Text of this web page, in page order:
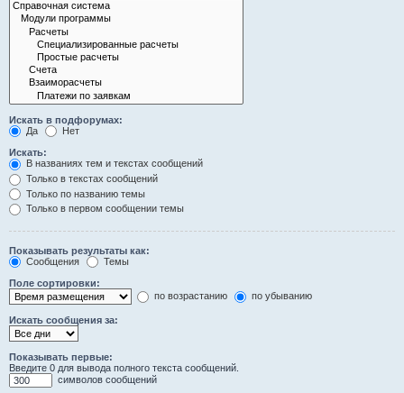
Искать в подфорумах:
Да
Нет
Искать:
В названиях тем и текстах сообщений
Только в текстах сообщений
Только по названию темы
Только в первом сообщении темы
Показывать результаты как:
Сообщения
Темы
Поле сортировки:
по возрастанию
по убыванию
Искать сообщения за:
Показывать первые:
Введите 0 для вывода полного текста сообщений.
символов сообщений